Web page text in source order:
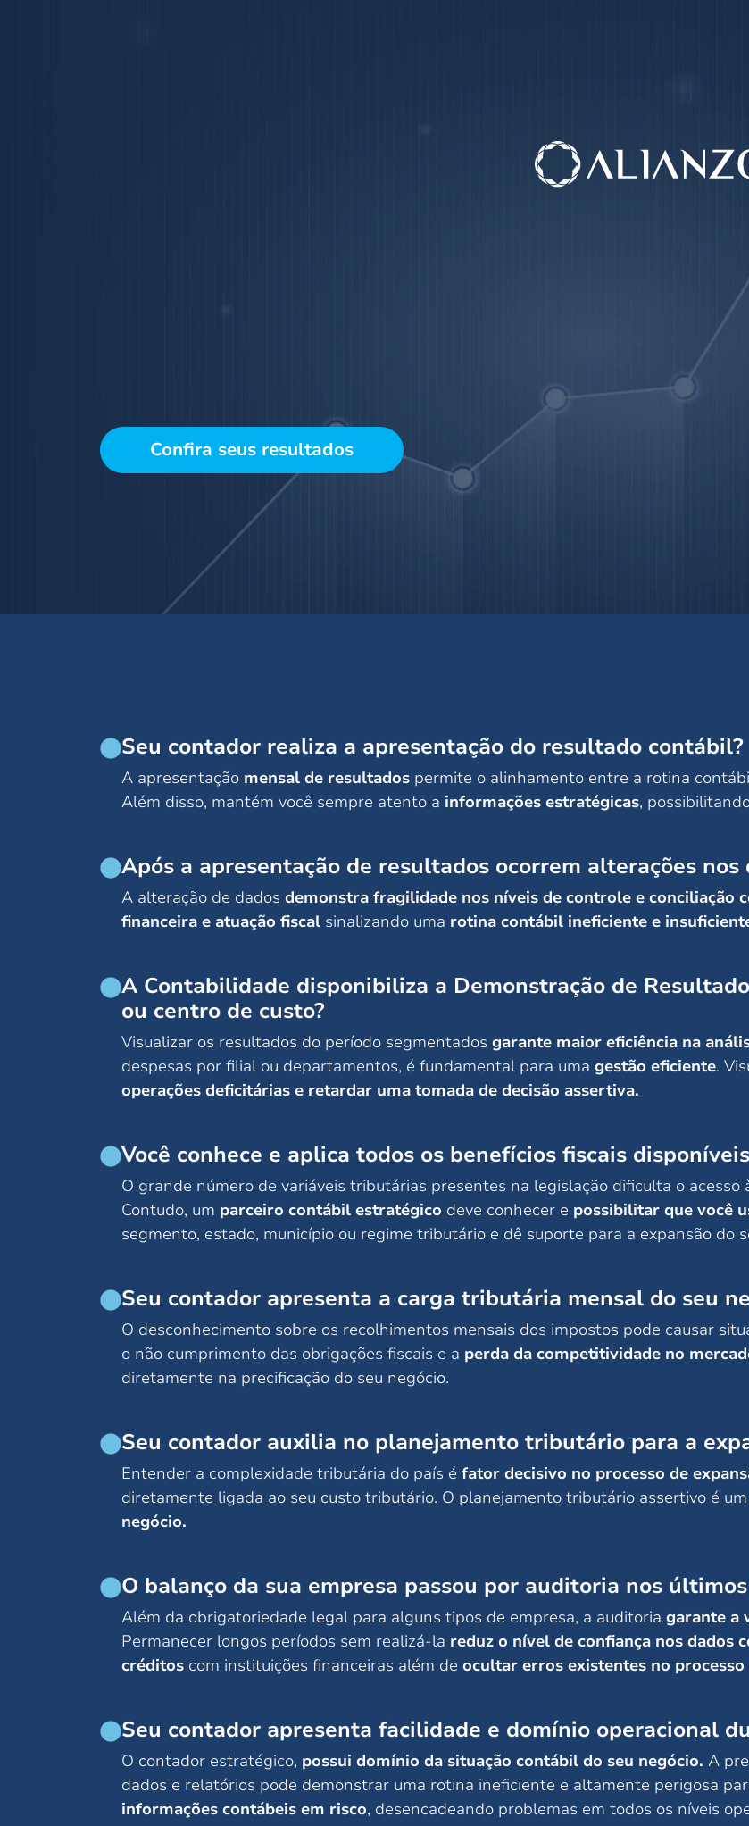
Confira seus resultados
Seu contador realiza a apresentação do resultado contábil?
A apresentação mensal de resultados permite o alinhamento entre a rotina
Além disso, mantém você sempre atento a informações estratégicas,
Após a apresentação de resultados ocorrem alterações nos
A alteração de dados demonstra fragilidade nos níveis de controle e conciliação
financeira e atuação fiscal sinalizando uma rotina contábil ineficiente e
A Contabilidade disponibiliza a Demonstração de
ou centro de custo?
Visualizar os resultados do período segmentados garante maior eficiência na
despesas por filial ou departamentos, é fundamental para uma gestão eficiente.
operações deficitárias e retardar uma tomada de decisão assertiva.
Você conhece e aplica todos os benefícios fiscais
O grande número de variáveis tributárias presentes na legislação dificulta o
Contudo, um parceiro contábil estratégico deve conhecer e possibilitar que você
segmento, estado, município ou regime tributário e dê suporte para a expansão do
Seu contador apresenta a carga tributária mensal do seu
O desconhecimento sobre os recolhimentos mensais dos impostos pode causar
o não cumprimento das obrigações fiscais e a perda da competitividade no
diretamente na precificação do seu negócio.
Seu contador auxilia no planejamento tributário para a
Entender a complexidade tributária do país é fator decisivo no processo de
diretamente ligada ao seu custo tributário. O planejamento tributário assertivo é um
negócio.
O balanço da sua empresa passou por auditoria nos
Além da obrigatoriedade legal para alguns tipos de empresa, a auditoria garante a
Permanecer longos períodos sem realizá-la reduz o nível de confiança nos dados
créditos com instituições financeiras além de ocultar erros existentes no
Seu contador apresenta facilidade e domínio operacional
O contador estratégico, possui domínio da situação contábil do seu negócio. A
dados e relatórios pode demonstrar uma rotina ineficiente e altamente perigosa
informações contábeis em risco, desencadeando problemas em todos os níveis